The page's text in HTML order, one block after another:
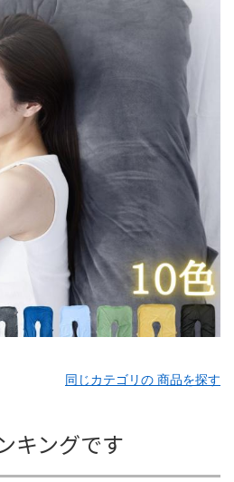
同じカテゴリの 商品を探す
キングです